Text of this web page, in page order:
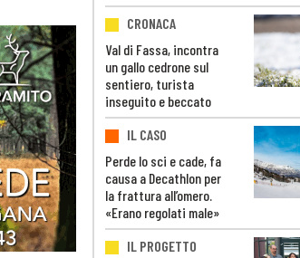
CRONACA
Val di Fassa, incontra
un gallo cedrone sul
sentiero, turista
inseguito e beccato
IL CASO
Perde lo sci e cade, fa
causa a Decathlon per
la frattura all’omero.
«Erano regolati male»
IL PROGETTO